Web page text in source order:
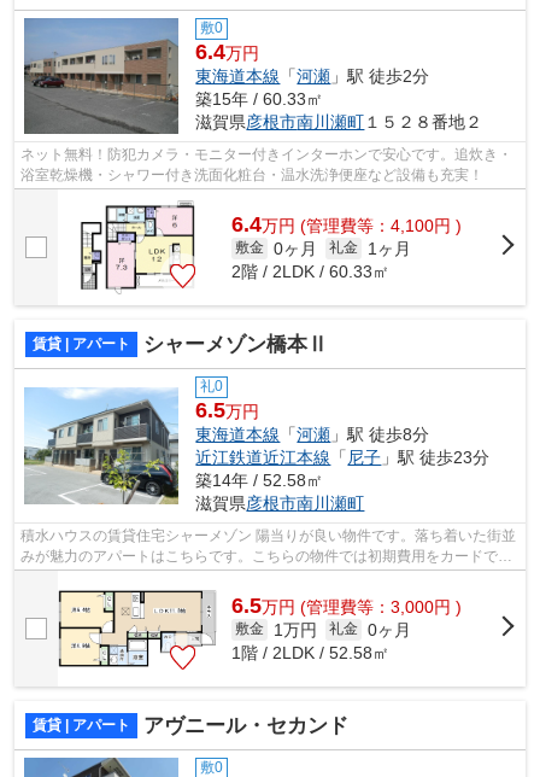
敷0
6.4万円
東海道本線 「河瀬 」駅 徒歩2分
築15年 / 60.33㎡
滋賀県彦根市南川瀬町 １５２８番地２
ネット無料！防犯カメラ・モニター付きインターホンで安心です。追炊き・
浴室乾燥機・シャワー付き洗面化粧台・温水洗浄便座など設備も充実！
6.4万円 (管理費等：4,100円 )
敷金 0ヶ月 礼金
1ヶ月
2階 / 2LDK / 60.33㎡
賃貸 | アパート シャーメゾン橋本Ⅱ
礼0
6.5万円
東海道本線 「河瀬 」駅 徒歩8分
近江鉄道近江本線 「 尼子 」駅 徒歩23分
築14年 / 52.58㎡
滋賀県彦根市南川瀬町
積水ハウスの賃貸住宅シャーメゾン 陽当りが良い物件です。落ち着いた街並
みが魅力のアパートはこちらです。こちらの物件では初期費用をカードでお
6.5万円 (管理費等：3,000円 )
敷金 1万円 礼金 0ヶ月
1階 / 2LDK / 52.58㎡
賃貸 | アパート アヴニール・セカンド
敷0